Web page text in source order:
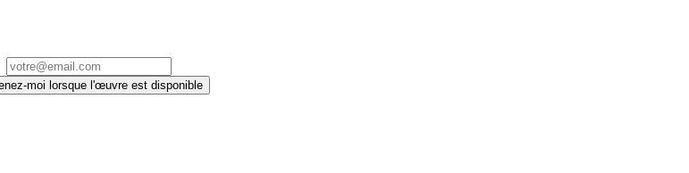
moi lorsque l'œuvre est disponible